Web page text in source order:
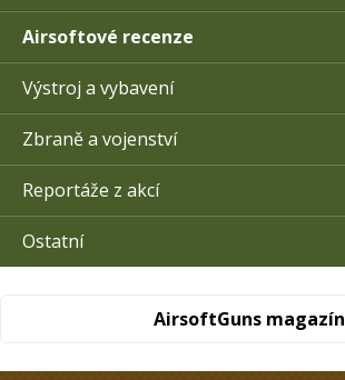
Airsoftové recenze
Výstroj a vybavení
Zbraně a vojenství
Reportáže z akcí
Ostatní
AirsoftGuns magazín